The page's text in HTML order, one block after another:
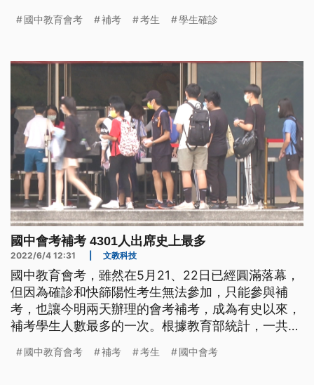
國中教育會考 補考 考生 學生確診
國中會考補考 4301人出席史上最多
2022/6/4 12:31 文教科技
國中教育會考，雖然在5月21、22日已經圓滿落幕，
但因為確診和快篩陽性考生無法參加，只能參與補
考，也讓今明兩天辦理的會考補考，成為有史以來，
補考學生人數最多的一次。根據教育部統計，一共有
考率都在90%以上，試務狀況良好。如果還有考生因
國中教育會考 補考 考生 國中會考